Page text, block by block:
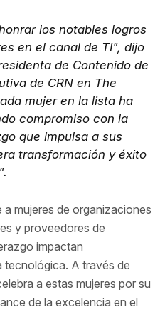
los notables logros
en el canal de TI", dijo
de Contenido de
de CRN en The
mujer en la lista ha
compromiso con la
que impulsa a sus
transformación y éxito
mujeres de organizaciones
y proveedores de
impactan
tecnológica. A través de
a estas mujeres por su
de la excelencia en el